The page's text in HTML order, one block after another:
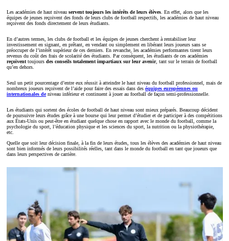
Les académies de haut niveau servent toujours les intérêts de leurs élèves. En effet, alors que les
équipes de jeunes reçoivent des fonds de leurs clubs de football respectifs, les académies de haut niveau
reçoivent des fonds directement de leurs étudiants.
En d’autres termes, les clubs de football et les équipes de jeunes cherchent à rentabiliser leur
investissement en signant, en prêtant, en vendant ou simplement en libérant leurs joueurs sans se
préoccuper de l’intérêt supérieur de ces derniers. En revanche, les académies performantes tirent leurs
revenus du coût des frais de scolarité des étudiants. Par conséquent, les étudiants de ces académies
reçoiventtoujours des conseils totalement impartiaux sur leur avenir, tant sur le terrain de football
qu’en dehors.
Seul un petit pourcentage d’entre eux réussit à atteindre le haut niveau du football professionnel, mais de
nombreux joueurs reçoivent de l’aide pour faire des essais dans des équipes européennes ou
internationales deniveau inférieur et continuent à jouer au football de façon semi-professionnelle.
Les étudiants qui sortent des écoles de football de haut niveau sont mieux préparés. Beaucoup décident
de poursuivre leurs études grâce à une bourse qui leur permet d’étudier et de participer à des compétitions
aux États-Unis ou peut-être en étudiant quelque chose en rapport avec le monde du football, comme la
psychologie du sport, l’éducation physique et les sciences du sport, la nutrition ou la physiothérapie,
etc.
Quelle que soit leur décision finale, à la fin de leurs études, tous les élèves des académies de haut niveau
sont bien informés de leurs possibilités réelles, tant dans le monde du football en tant que joueurs que
dans leurs perspectives de carrière.